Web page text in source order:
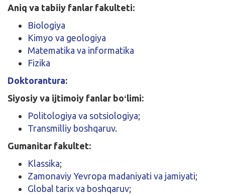
Aniq va tabiiy fanlar fakulteti:
Biologiya
Kimyo va geologiya
Matematika va informatika
Fizika
Doktorantura:
Siyosiy va ijtimoiy fanlar boʻlimi:
Politologiya va sotsiologiya;
Transmilliy boshqaruv.
Gumanitar fakultet:
Klassika;
Zamonaviy Yevropa madaniyati va jamiyati;
Global tarix va boshqaruv;